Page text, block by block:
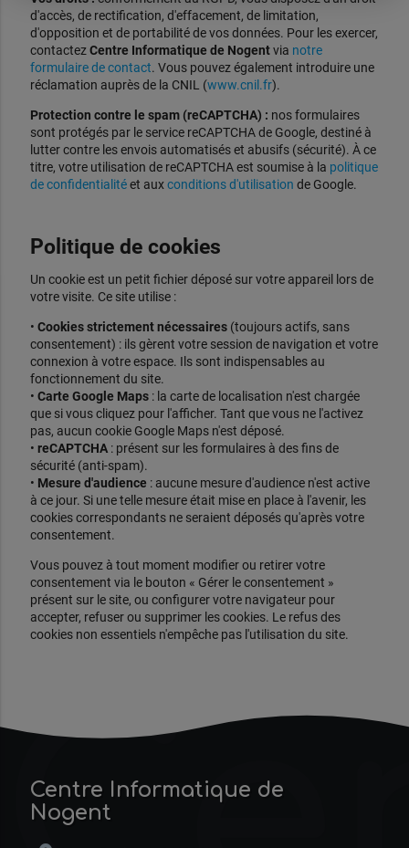
d'accès, de rectification, d'effacement, de limitation,
d'opposition et de portabilité de vos données. Pour les exercer,
contactezCentre Informatique de Nogentvia notre
formulaire de contact. Vous pouvez également introduire une
réclamation auprès de la CNIL (www.cnil.fr).
Protection contre le spam (reCAPTCHA) : nos formulaires
sont protégés par le service reCAPTCHA de Google, destiné à
lutter contre les envois automatisés et abusifs (sécurité). À ce
titre, votre utilisation de reCAPTCHA est soumise à la politique
de confidentialitéet auxconditions d'utilisation de Google.
Politique de cookies
Un cookie est un petit fichier déposé sur votre appareil lors de
votre visite. Ce site utilise :
• Cookies strictement nécessaires(toujours actifs, sans
consentement) : ils gèrent votre session de navigation et votre
connexion à votre espace. Ils sont indispensables au
fonctionnement du site.
• Carte Google Maps: la carte de localisation n'est chargée
que si vous cliquez pour l'afficher. Tant que vous ne l'activez
pas, aucun cookie Google Maps n'est déposé.
• reCAPTCHA: présent sur les formulaires à des fins de
sécurité (anti-spam).
• Mesure d'audience : aucune mesure d'audience n'est active
à ce jour. Si une telle mesure était mise en place à l'avenir, les
cookies correspondants ne seraient déposés qu'après votre
consentement.
Vous pouvez à tout moment modifier ou retirer votre
consentement via le bouton « Gérer le consentement »
présent sur le site, ou configurer votre navigateur pour
accepter, refuser ou supprimer les cookies. Le refus des
cookies non essentiels n'empêche pas l'utilisation du site.
Centre Informatique de
Nogent